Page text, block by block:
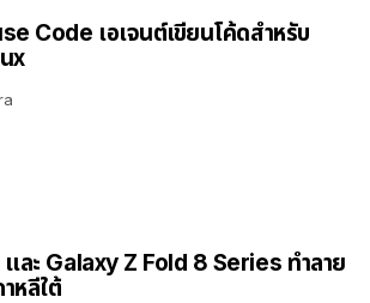
Code เอเจนต์เขียนโค้ดสำหรับ
ละ Galaxy Z Fold 8 Series ทำลาย
หลีใต้